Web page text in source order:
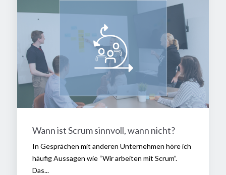
Wann ist Scrum sinnvoll, wann nicht?
In Gesprächen mit anderen Unternehmen höre ich
häufig Aussagen wie “Wir arbeiten mit Scrum”.
Das...